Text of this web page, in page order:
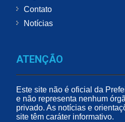
Contato
Notícias
ATENÇÃO
Este site não é oficial da
e não representa nenhum
privado. As notícias e
site têm caráter informativo.